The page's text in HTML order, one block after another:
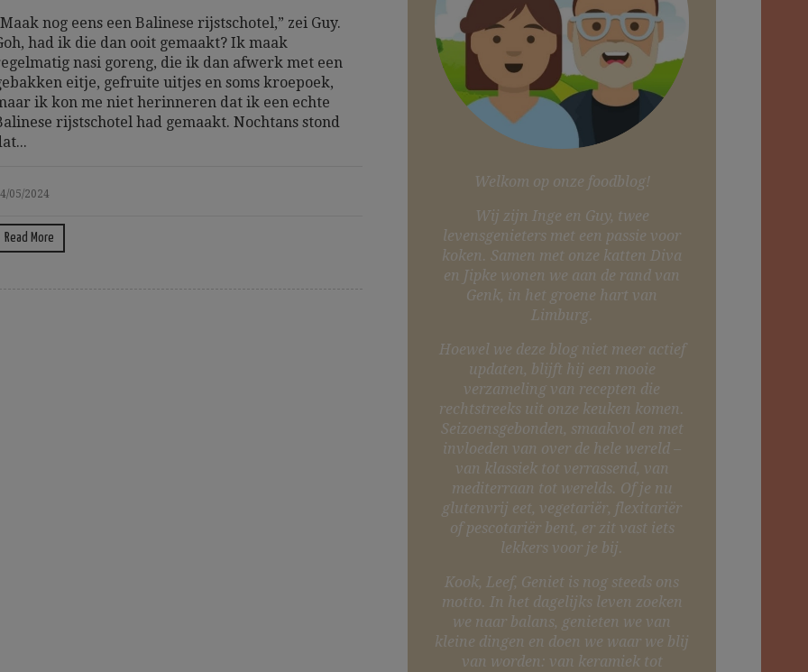
nog eens een Balinese rijstschotel,” zei Guy.
had ik die dan ooit gemaakt? Ik maak
nasi goreng, die ik dan afwerk met een
eitje, gefruite uitjes en soms kroepoek,
ik kon me niet herinneren dat ik een echte
rijstschotel had gemaakt. Nochtans stond
05/2024
Read More
Welkom op onze foodblog!
Wij zijn Inge en Guy, twee
levensgenieters met een passie voor
koken. Samen met onze katten Diva
en Jipke wonen we aan de rand van
Genk, in het groene hart van
Limburg.
Hoewel we deze blog niet meer actief
updaten, blijft hij een mooie
verzameling van recepten die
rechtstreeks uit onze keuken komen.
Seizoensgebonden, smaakvol en met
invloeden van over de hele wereld –
van klassiek tot verrassend, van
mediterraan tot werelds. Of je nu
glutenvrij eet, vegetariër, flexitariër
of pescotariër bent, er zit vast iets
lekkers voor je bij.
Kook, Leef, Geniet is nog steeds ons
motto. In het dagelijks leven zoeken
we naar balans, genieten we van
kleine dingen en doen we waar we blij
van worden: van keramiek tot